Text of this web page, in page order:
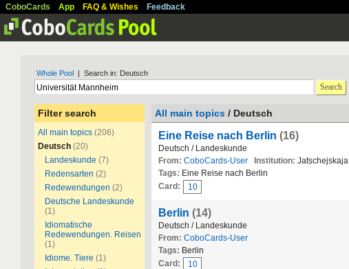
CoboCards App FAQ & Wishes Feedback
Whole Pool | Search in: Deutsch
Search
Filter search
All main topics (206)
Deutsch (20)
Landeskunde (7)
Redensarten (2)
Redewendungen (2)
Deutsche Landeskunde
(1)
Idiomatische
Redewendungen. Reisen
(1)
Idiome. Tiere (1)
All main topics / Deutsch
Eine Reise nach Berlin (16)
Deutsch / Landeskunde
From: CoboCards-User Institution: Jatschejskaja
Tags: Eine Reise nach Berlin
Card:
10
Berlin (14)
Deutsch / Landeskunde
From: CoboCards-User
Tags: Berlin
Card:
10